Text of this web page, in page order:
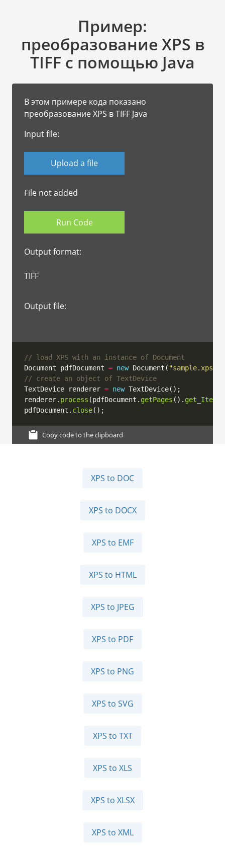
Пример:
преобразование XPS в
TIFF с помощью Java
В этом примере кода показано
преобразование XPS в TIFF Java
Input file:
Upload a file
File not added
Output format:
TIFF
Output file:
// load XPS with an instance of Document
Document pdfDocument = new Document( "sample.xps"
// create an object of TextDevice
TextDevice renderer = new
renderer. process (pdfDocument. getPages (). get_Item
pdfDocument. close
Copy code to the clipboard
XPS to DOC
XPS to DOCX
XPS to EMF
XPS to HTML
XPS to JPEG
XPS to PDF
XPS to PNG
XPS to SVG
XPS to TXT
XPS to XLS
XPS to XLSX
XPS to XML